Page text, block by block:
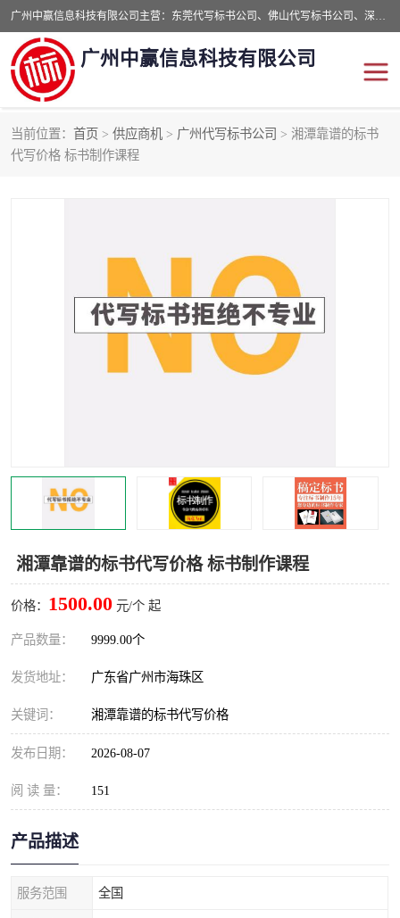
广州中赢信息科技有限公司主营：东莞代写标书公司、佛山代写标书公司、深圳代写标书公司等,食品类标书、工程类类标书,经验丰富的标书制作团队,24小时加急服务,多对一服务。
广州中赢信息科技有限公司
当前位置： 首页 > 供应商机 > 广州代写标书公司 > 湘潭靠谱的标书
代写价格 标书制作课程
湘潭靠谱的标书代写价格 标书制作课程
价格： 1500.00 元/个 起
产品数量： 9999.00个
发货地址： 广东省广州市海珠区
关键词： 湘潭靠谱的标书代写价格
发布日期： 2026-08-07
阅 读 量： 151
产品描述
服务范围 全国
东莞代写标书公司